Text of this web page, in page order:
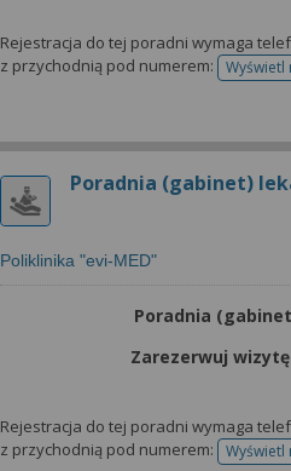
Rejestracja do tej poradni wymaga
z przychodnią pod numerem:
Wyświetl
Poradnia (gabinet)
Poliklinika "evi-MED"
Poradnia
Zarezerwuj
Rejestracja do tej poradni wymaga
z przychodnią pod numerem:
Wyświetl